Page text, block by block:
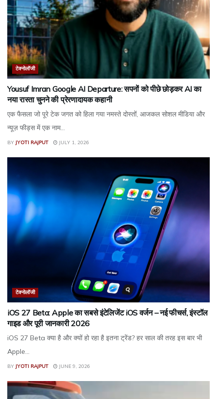
टेक्नोलॉजी
Yousuf Imran Google AI Departure: सपनों को पीछे छोड़कर AI का
नया रास्ता चुनने की प्रेरणादायक कहानी
एक फैसला जो पूरे टेक जगत को हिला गया नमस्ते दोस्तों, आजकल सोशल मीडिया और
न्यूज़ फीड्स में एक नाम...
BY JYOTI RAJPUT JULY 1, 2026
टेक्नोलॉजी
iOS 27 Beta: Apple का सबसे इंटेलिजेंट iOS वर्जन – नई फीचर्स, इंस्टॉल
गाइड और पूरी जानकारी 2026
iOS 27 Beta क्या है और क्यों हो रहा है इतना ट्रेंड? हर साल की तरह इस बार भी
Apple...
BY JYOTI RAJPUT JUNE 9, 2026